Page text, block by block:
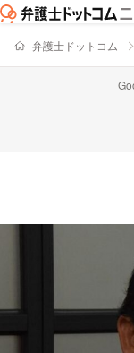
弁護士ドットコム